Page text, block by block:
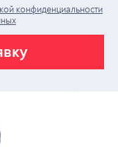
конфиденциальности